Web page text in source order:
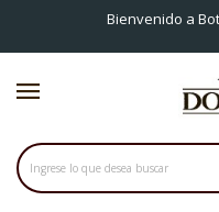
Bienvenido a